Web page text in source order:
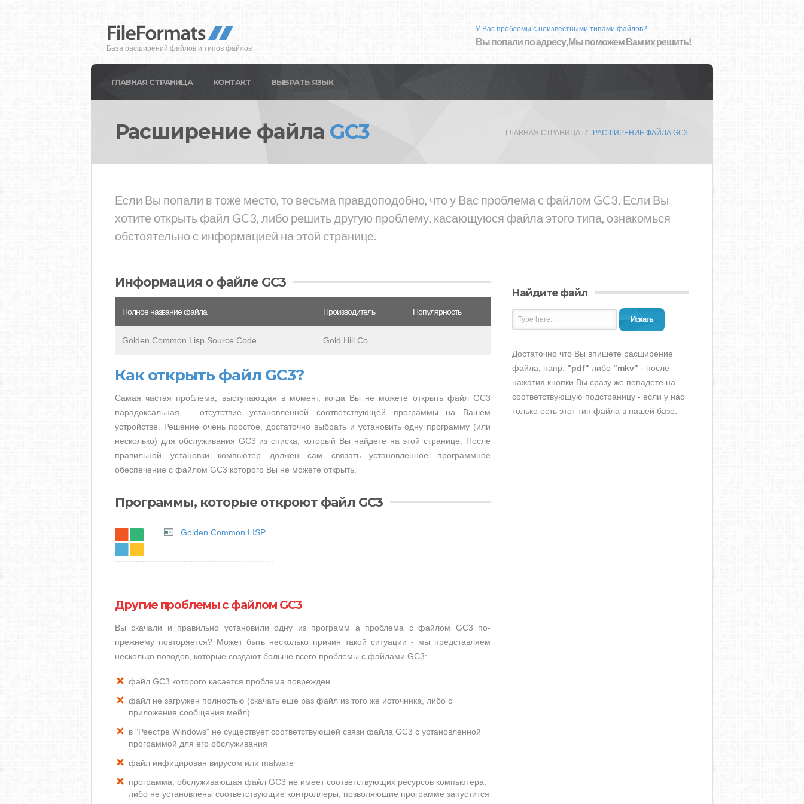
База расширений файлов и типов файлов
У Вас проблемы с неизвестными типами файлов?
Вы попали по адресу, Мы поможем Вам их решить!
ГЛАВНАЯ СТРАНИЦА КОНТАКТ ВЫБРАТЬ ЯЗЫК
Расширение файла GC3 ГЛАВНАЯ СТРАНИЦА РАСШИРЕНИЕ ФАЙЛА GC3
Если Вы попали в тоже место, то весьма правдоподобно, что у Вас проблема с файлом GC3. Если Вы
хотите открыть файл GC3, либо решить другую проблему, касающуюся файла этого типа, ознакомься
обстоятельно с информацией на этой странице.
Информация о файле GC3
Полное название файла Производитель Популярность
Golden Common Lisp Source Code Gold Hill Co.
Как открыть файл GC3?
Самая частая проблема, выступающая в момент, когда Вы не можете открыть файл GC3
парадоксальная, - отсутствие установленной соответствующей программы на Вашем
устройстве. Решение очень простое, достаточно выбрать и установить одну программу (или
несколько) для обслуживания GC3 из списка, который Вы найдете на этой странице. После
правильной установки компьютер должен сам связать установленное программное
обеспечение с файлом GC3 которого Вы не можете открыть.
Программы, которые откроют файл GC3
Golden Common LISP
Другие проблемы с файлом GC3
Вы скачали и правильно установили одну из программ а проблема с файлом GC3 по-
прежнему повторяется? Может быть несколько причин такой ситуации - мы представляем
несколько поводов, которые создают больше всего проблемы с файлами GC3:
файл GC3 которого касается проблема поврежден
файл не загружен полностью (скачать еще раз файл из того же источника, либо с
приложения сообщения мейл)
в "Реестре Windows" не существует соответствующей связи файла GC3 с установленной
программой для его обслуживания
файл инфицирован вирусом или malware
программа, обслуживающая файл GC3 не имеет соответствующих ресурсов компьютера,
либо не установлены соответствующие контроллеры, позволяющие программе запустится
Найдите файл
Искать
Достаточно что Вы впишете расширение
файла, напр. "pdf" либо "mkv" - после
нажатия кнопки Вы сразу же попадете на
соответствующую подстраницу - если у нас
только есть этот тип файла в нашей базе.